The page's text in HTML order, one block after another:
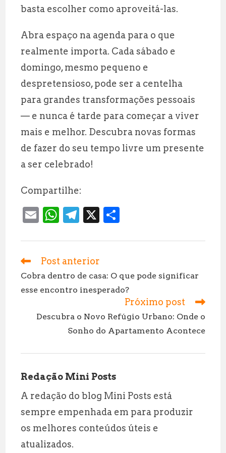
basta escolher como aproveitá-las.
Abra espaço na agenda para o que
realmente importa. Cada sábado e
domingo, mesmo pequeno e
despretensioso, pode ser a centelha
para grandes transformações pessoais
— e nunca é tarde para começar a viver
mais e melhor. Descubra novas formas
de fazer do seu tempo livre um presente
a ser celebrado!
Compartilhe:
E
ai
l
W
at
s
A
p
p
T
e
g
r
a
m
X
a
e
Leia
artigos
Post anterior
Cobra dentro de casa: O que pode significar
esse encontro inesperado?
Próximo post
Descubra o Novo Refúgio Urbano: Onde o
Sonho do Apartamento Acontece
Redação Mini Posts
A redação do blog Mini Posts está
sempre empenhada em para produzir
os melhores conteúdos úteis e
atualizados.